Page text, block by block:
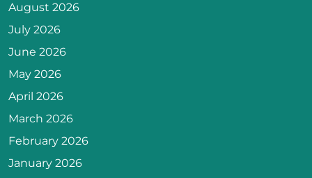
August 2026
July 2026
June 2026
May 2026
April 2026
March 2026
February 2026
January 2026